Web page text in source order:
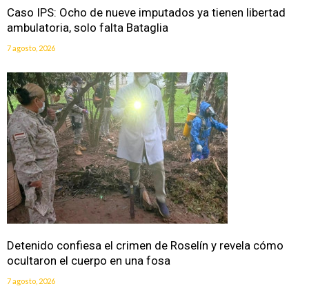
Caso IPS: Ocho de nueve imputados ya tienen libertad
ambulatoria, solo falta Bataglia
7 agosto, 2026
Detenido confiesa el crimen de Roselín y revela cómo
ocultaron el cuerpo en una fosa
7 agosto, 2026